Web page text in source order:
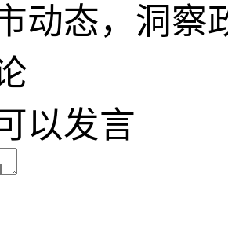
动态，洞察
以发言